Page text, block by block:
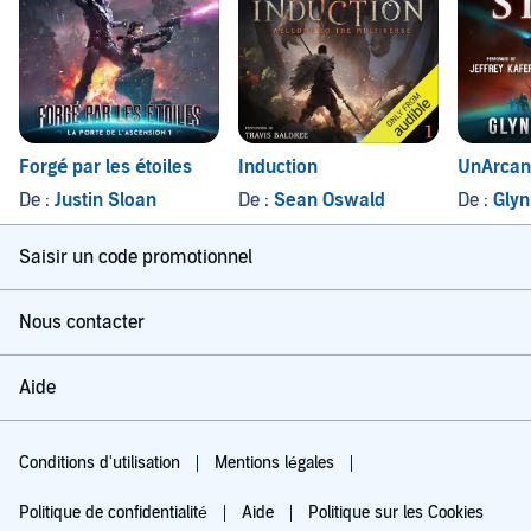
Forgé par les étoiles
De : Justin Sloan
Induction
De : Sean Oswald
De :
Saisir un code promotionnel
Nous contacter
Aide
Conditions d'utilisation Mentions légales
Politique de confidentialité Aide Politique sur les Cookies